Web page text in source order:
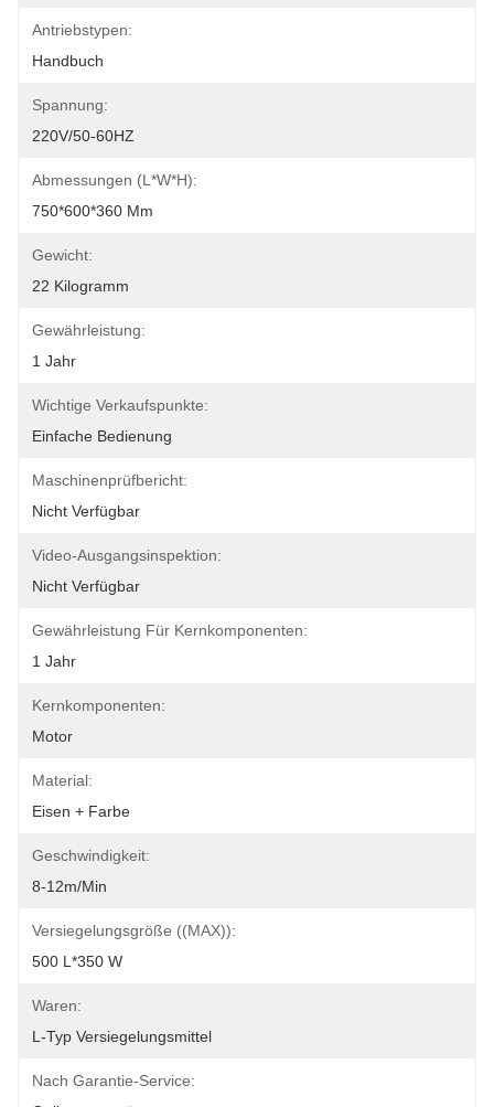
Antriebstypen:
Handbuch
Spannung:
220V/50-60HZ
Abmessungen (L*W*H):
750*600*360 Mm
Gewicht:
22 Kilogramm
Gewährleistung:
1 Jahr
Wichtige Verkaufspunkte:
Einfache Bedienung
Maschinenprüfbericht:
Nicht Verfügbar
Video-Ausgangsinspektion:
Nicht Verfügbar
Gewährleistung Für Kernkomponenten:
1 Jahr
Kernkomponenten:
Motor
Material:
Eisen + Farbe
Geschwindigkeit:
8-12m/min
Versiegelungsgröße ((MAX)):
500 L*350 W
Waren:
L-Typ Versiegelungsmittel
Nach Garantie-Service: